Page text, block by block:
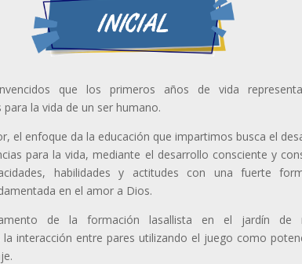
que los primeros años de vida
la vida de un ser humano.
el enfoque da la educación que impartimos busca el
para la vida, mediante el desarrollo consciente y
habilidades y actitudes con una fuerte
en el amor a Dios.
de la formación lasallista en el jardín de
interacción entre pares utilizando el juego como